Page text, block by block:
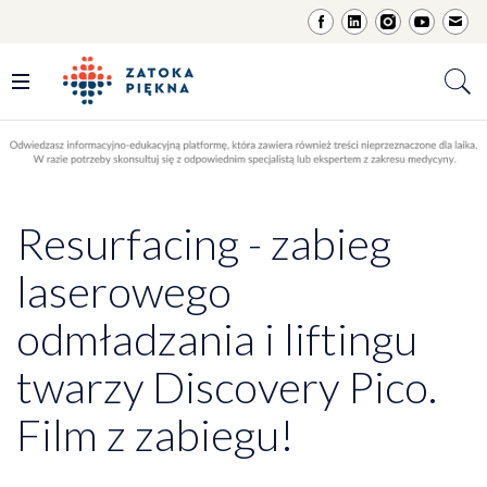
Resurfacing - zabieg
laserowego
odmładzania i liftingu
twarzy Discovery Pico.
Film z zabiegu!